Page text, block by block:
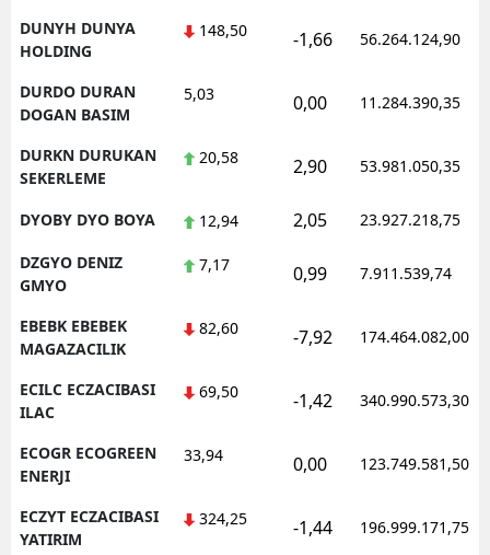
DUNYH DUNYA
HOLDING
148,50 -1,66 56.264.124,90
DURDO DURAN
DOGAN BASIM
5,03 0,00 11.284.390,35
DURKN DURUKAN
SEKERLEME
20,58 2,90 53.981.050,35
DYOBY DYO BOYA 12,94 2,05 23.927.218,75
DZGYO DENIZ
GMYO
7,17 0,99 7.911.539,74
EBEBK EBEBEK
MAGAZACILIK
82,60 -7,92 174.464.082,00
ECILC ECZACIBASI
ILAC
69,50 -1,42 340.990.573,30
ECOGR ECOGREEN
ENERJI
33,94 0,00 123.749.581,50
ECZYT ECZACIBASI
YATIRIM
324,25 -1,44 196.999.171,75